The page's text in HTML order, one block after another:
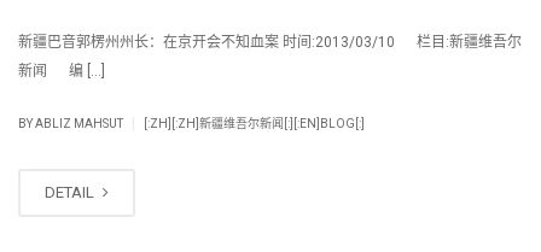
新疆巴音郭楞州州长：在京开会不知血案 时间:2013/03/10 栏目:新疆维吾尔
新闻 编 […]
BYABLIZ MAHSUT [:ZH][:ZH]新疆维吾尔新闻[:][:EN]BLOG[:]
DETAIL